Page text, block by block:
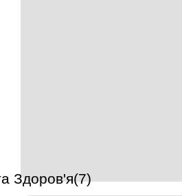
Здоров'я(7)